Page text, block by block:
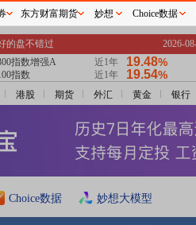
港股 期货 外汇 黄金 银行
Choice数据 妙想大模型
东方财富期货 妙想 Choice数据